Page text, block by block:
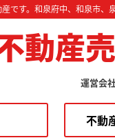
です。和泉府中、和泉市、
動産
運営会
不動